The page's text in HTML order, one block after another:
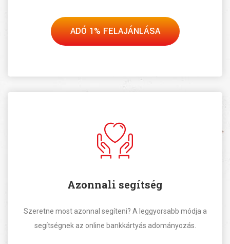
ADÓ 1% FELAJÁNLÁSA
Azonnali segítség
Szeretne most azonnal segíteni? A leggyorsabb módja a
segítségnek az online bankkártyás adományozás.